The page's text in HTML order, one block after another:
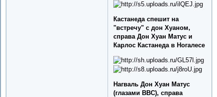
Кастанеда спешит на
"встречу" с дон Хуаном,
справа Дон Хуан Матус и
Карлос Кастанеда в Ногалесе
Нагваль Дон Хуан Матус
(глазами BBC), справа